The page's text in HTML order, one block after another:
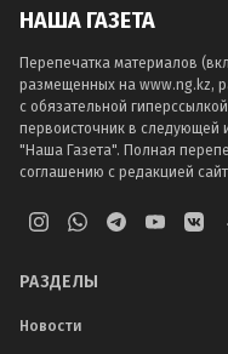
НАША ГАЗЕТА
Перепечатка материалов
размещенных на www.ng.kz,
с обязательной
первоисточник в
"Наша Газета". Полная
соглашению с редакцией
РАЗДЕЛЫ
Новости